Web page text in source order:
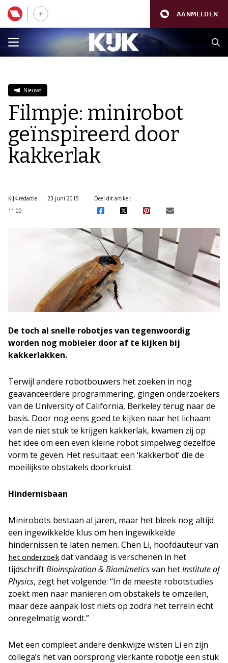
AANMELDEN
Nieuws
Filmpje: minirobot
geïnspireerd door
kakkerlak
KIJK-redactie
23 juni 2015
11:00
Deel dit artikel:
De toch al snelle robotjes van tegenwoordig
worden nog mobieler door af te kijken bij
kakkerlakken.
Terwijl andere robotbouwers het zoeken in nog
geavanceerdere programmering, gingen onderzoekers
van de University of California, Berkeley terug naar de
basis. Door nog eens goed te kijken naar het lichaam
van de niet stuk te krijgen kakkerlak, kwamen zij op
het idee om een even kleine robot simpelweg dezelfde
vorm te geven. Het resultaat: een ‘kakkerbot’ die de
moeilijkste obstakels doorkruist.
Hindernisbaan
Minirobots bestaan al jaren, maar het bleek nog altijd
een ingewikkelde klus om hen ingewikkelde
hindernissen te laten nemen. Chen Li, hoofdauteur van
het onderzoek dat vandaag is verschenen in het
tijdschriftBioinspiration & Biomimeticsvan hetInstitute of
Physics, zegt het volgende: “In de meeste robotstudies
zoekt men naar manieren om obstakels te omzeilen,
maar deze aanpak lost niets op zodra het terrein echt
onregelmatig wordt.”
Met een compleet andere denkwijze wisten Li en zijn
collega’s het van oorsprong vierkante robotje een stuk